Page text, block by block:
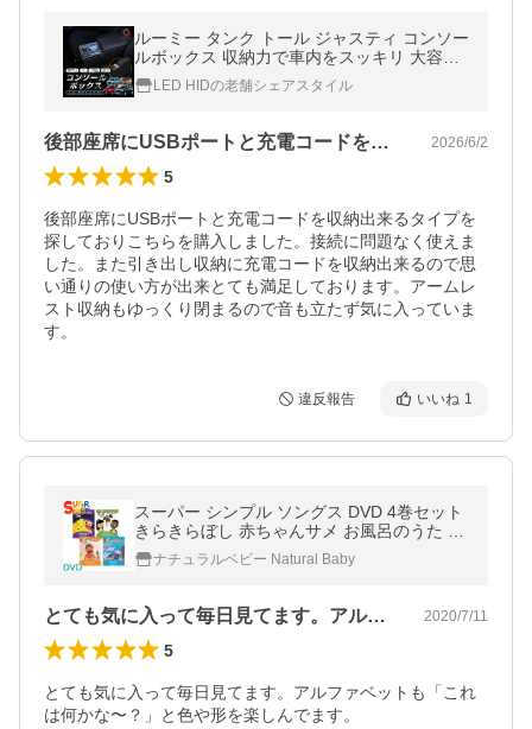
ルーミー タンク トール ジャスティ コンソー
ルボックス 収納力で車内をスッキリ 大容量
ホルダー LED 光る 急速 充電 USB 照明 カス
タムLED HIDの老舗シェアスタイル
後部座席にUSBポートと充電コードを収… 2026/6/2
5
後部座席にUSBポートと充電コードを収納出来るタイプを
探しておりこちらを購入しました。接続に問題なく使えま
した。また引き出し収納に充電コードを収納出来るので思
い通りの使い方が出来とても満足しております。アームレ
スト収納もゆっくり閉まるので音も立たず気に入っていま
す。
違反報告 いいね 1
スーパー シンプル ソングス DVD 4巻セット
きらきらぼし 赤ちゃんサメ お風呂のうた ブ
ロッコリーアイスは好き？
ナチュラルベビー Natural Baby
とても気に入って毎日見てます。アルファ… 2020/7/11
5
とても気に入って毎日見てます。アルファベットも「これ
は何かな〜？」と色や形を楽しんでます。